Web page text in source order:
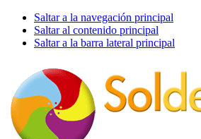
Saltar a la navegación principal
Saltar al contenido principal
Saltar a la barra lateral principal